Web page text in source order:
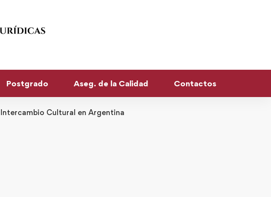
Postgrado Aseg. de la Calidad Contactos
Cultural en Argentina